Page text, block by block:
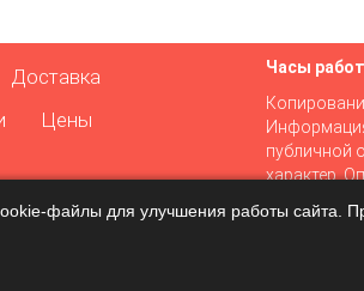
Доставка
Цены
Часы
публичной
характер.
файлы для улучшения работы сайта.